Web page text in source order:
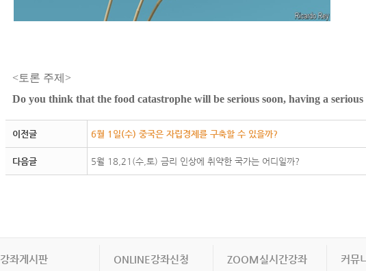
<토론 주제>
Do you think that the food catastrophe will be serious soon, having a
이전글 6월 1일(수) 중국은 자립경제를 구축할 수 있을까?
다음글 5월 18,21(수,토) 금리 인상에 취약한 국가는 어디일까?
강좌게시판 ONLINE강좌신청 ZOOM실시간강좌 커뮤